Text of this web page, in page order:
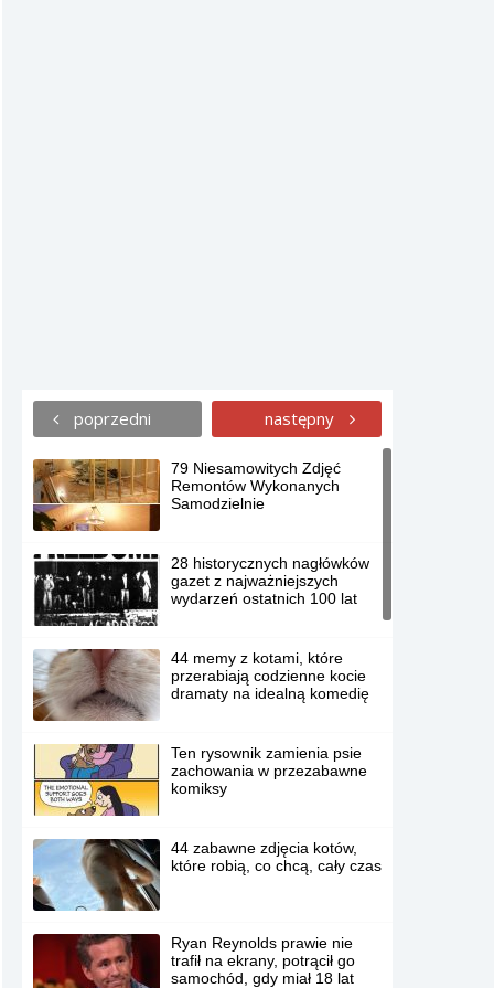
poprzedni następny
79 Niesamowitych Zdjęć
Remontów Wykonanych
Samodzielnie
28 historycznych nagłówków
gazet z najważniejszych
wydarzeń ostatnich 100 lat
44 memy z kotami, które
przerabiają codzienne kocie
dramaty na idealną komedię
Ten rysownik zamienia psie
zachowania w przezabawne
komiksy
44 zabawne zdjęcia kotów,
które robią, co chcą, cały czas
Ryan Reynolds prawie nie
trafił na ekrany, potrącił go
samochód, gdy miał 18 lat